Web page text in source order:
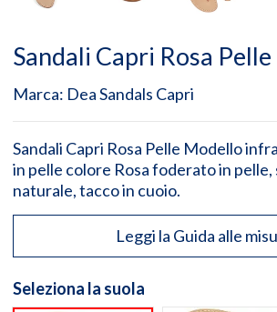
Sandali Capri Rosa Pelle
Marca: Dea Sandals Capri
Sandali Capri Rosa Pelle Modello
in pelle colore Rosa foderato in pelle,
naturale, tacco in cuoio.
Leggi la Guida alle
Seleziona la suola